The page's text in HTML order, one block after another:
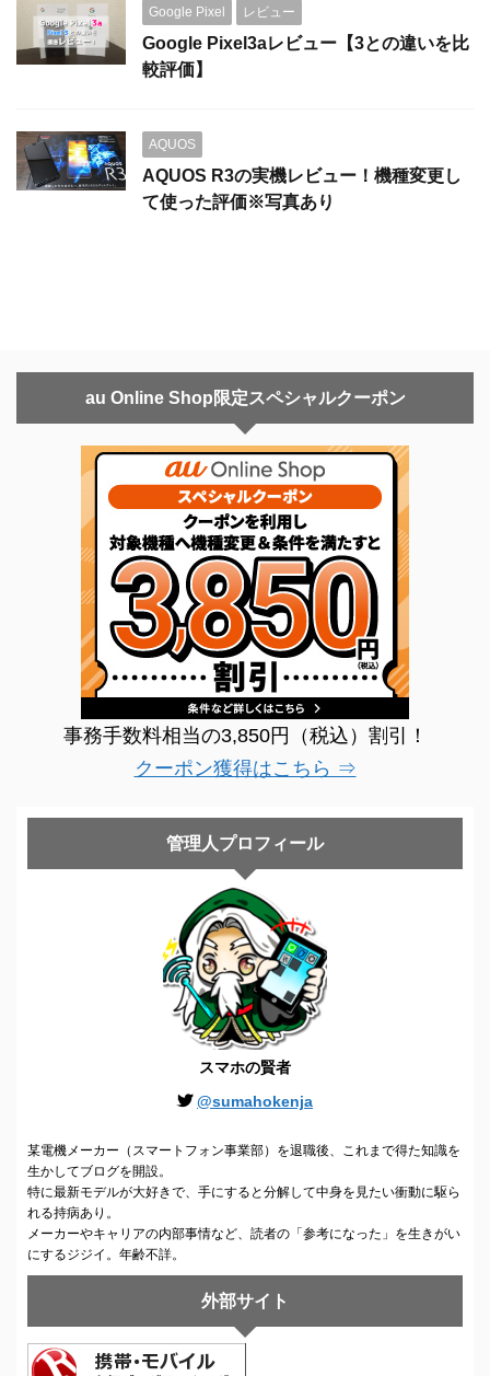
Google Pixel レビュー
Google Pixel3aレビュー【3との違いを比
較評価】
AQUOS
AQUOS R3の実機レビュー！機種変更し
て使った評価※写真あり
au Online Shop限定スペシャルクーポン
事務手数料相当の3,850円（税込）割引！
クーポン獲得はこちら ⇒
管理人プロフィール
スマホの賢者
@sumahokenja
某電機メーカー（スマートフォン事業部）を退職後、これまで得た知識を
生かしてブログを開設。
特に最新モデルが大好きで、手にすると分解して中身を見たい衝動に駆ら
れる持病あり。
メーカーやキャリアの内部事情など、読者の「参考になった」を生きがい
にするジジイ。年齢不詳。
外部サイト